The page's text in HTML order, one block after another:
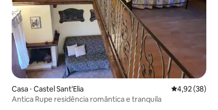
Casa ⋅ Castel Sant'Elia 4,92 de uma
4,92 (38)
Antica Rupe residência romântica e tranquila